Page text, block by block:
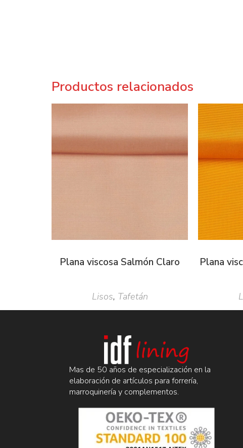
Productos relacionados
Plana viscosa Salmón Claro
Lisos, Tafetán
Plana
Mas de 50 años de especialización en la
elaboración de artículos para forrería,
marroquinería y complementos.